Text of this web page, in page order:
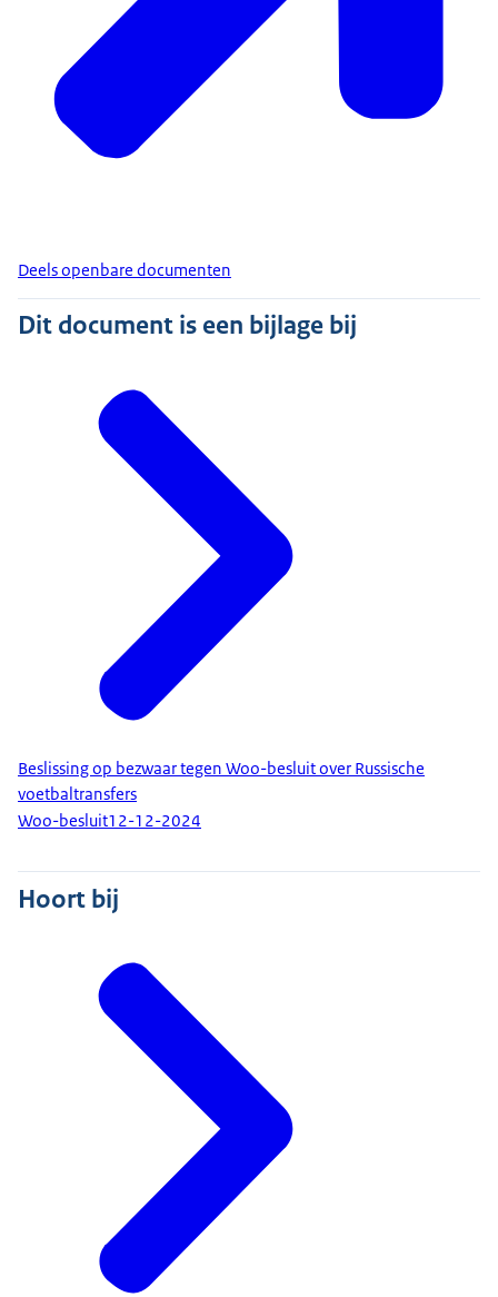
Deels openbare documenten
Dit document is een bijlage bij
Beslissing op bezwaar tegen Woo-besluit over Russische
voetbaltransfers
Woo-besluit12-12-2024
Hoort bij